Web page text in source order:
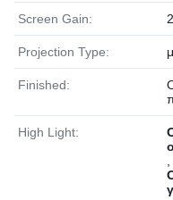
Screen Gain:
Projection Type:
Finished:
High Light: